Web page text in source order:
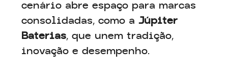
cenário abre espaço para marcas
consolidadas, como a Júpiter
Baterias, que unem tradição,
inovação e desempenho.